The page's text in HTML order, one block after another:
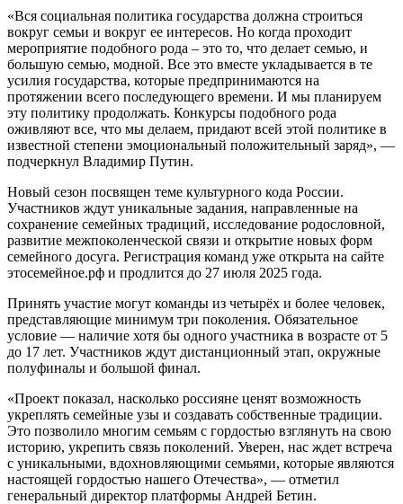
«Вся социальная политика государства должна строиться
вокруг семьи и вокруг ее интересов. Но когда проходит
мероприятие подобного рода – это то, что делает семью, и
большую семью, модной. Все это вместе укладывается в те
усилия государства, которые предпринимаются на
протяжении всего последующего времени. И мы планируем
эту политику продолжать. Конкурсы подобного рода
оживляют все, что мы делаем, придают всей этой политике в
известной степени эмоциональный положительный заряд», —
подчеркнул Владимир Путин.
Новый сезон посвящен теме культурного кода России.
Участников ждут уникальные задания, направленные на
сохранение семейных традиций, исследование родословной,
развитие межпоколенческой связи и открытие новых форм
семейного досуга. Регистрация команд уже открыта на сайте
этосемейное.рф и продлится до 27 июля 2025 года.
Принять участие могут команды из четырёх и более человек,
представляющие минимум три поколения. Обязательное
условие — наличие хотя бы одного участника в возрасте от 5
до 17 лет. Участников ждут дистанционный этап, окружные
полуфиналы и большой финал.
«Проект показал, насколько россияне ценят возможность
укреплять семейные узы и создавать собственные традиции.
Это позволило многим семьям с гордостью взглянуть на свою
историю, укрепить связь поколений. Уверен, нас ждет встреча
с уникальными, вдохновляющими семьями, которые являются
настоящей гордостью нашего Отечества», — отметил
генеральный директор платформы Андрей Бетин.